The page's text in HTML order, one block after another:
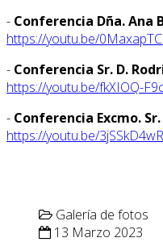
- Conferencia Dña. Ana
https://youtu.be/
- Conferencia Sr. D.
https://youtu.be/fkXIOQ-
- Conferencia Excmo.
https://youtu.be/
Galería de fotos
13 Marzo 2023